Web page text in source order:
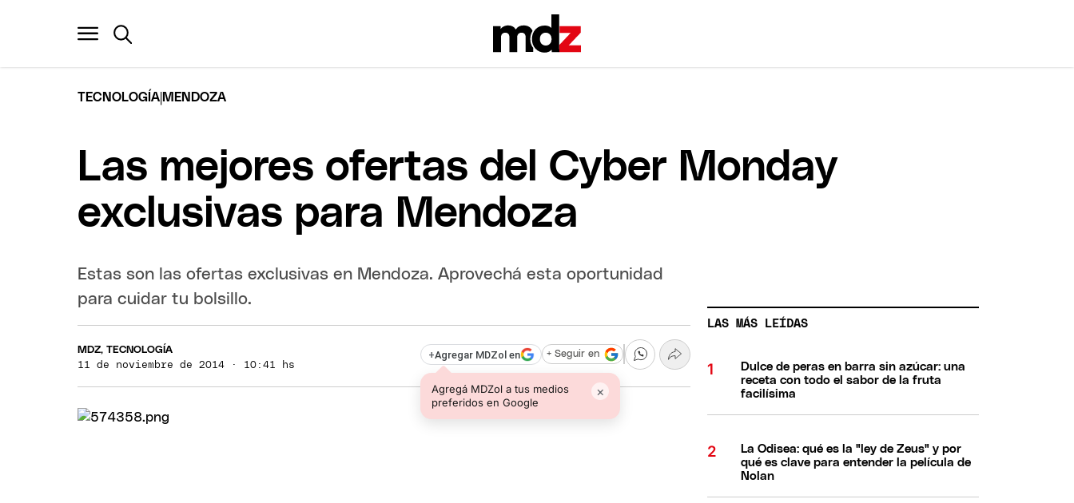
TECNOLOGÍA MENDOZA
Las mejores ofertas del Cyber Monday
exclusivas para Mendoza
Estas son las ofertas exclusivas en Mendoza. Aprovechá esta oportunidad
para cuidar tu bolsillo.
MDZ, TECNOLOGÍA
11 de noviembre de 2014 · 10:41 hs
+Agregar MDZol en
Agregá MDZol a tus medios
preferidos en Google
×
+ Seguir en
LAS MÁS LEÍDAS
Dulce de peras en barra sin azúcar: una
receta con todo el sabor de la fruta
facilísima
La Odisea: qué es la "ley de Zeus" y por
qué es clave para entender la película de
Nolan